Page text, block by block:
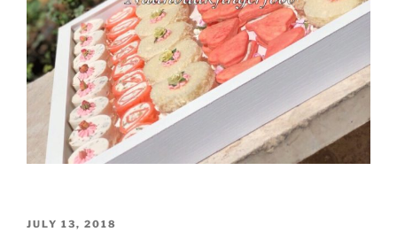
POSTED
JULY 13, 2018